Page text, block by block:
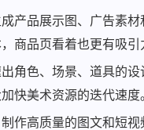
产品展示图、广告素材
商品页看着也更有吸引
角色、场景、道具的设
快美术资源的迭代速度
作高质量的图文和短视